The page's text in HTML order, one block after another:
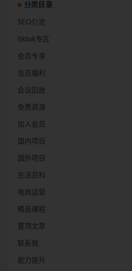
分类目录
SEO引流
tiktok专区
会员专享
会员福利
会议回放
免费资源
加入会员
国内项目
国外项目
生活百科
电商运营
精品课程
置顶文章
联系我
能力提升